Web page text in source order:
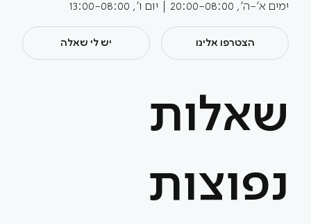
ימים א'-ה', 20:00-08:00 | יום ו', 13:00-08:00
הצטרפו אלינו יש לי שאלה
שאלות
נפוצות